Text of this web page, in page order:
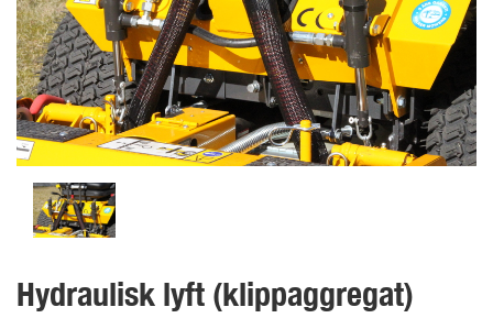
Hydraulisk lyft (klippaggregat)